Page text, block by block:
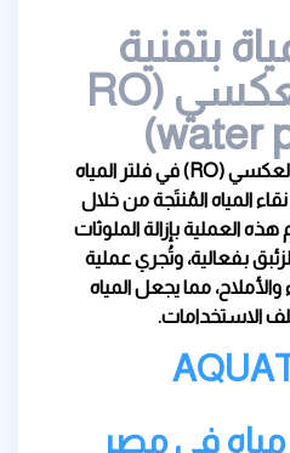
بتقنية
التناضح العكسي (RO
water
من خلال تقنية التناضح العكسي (RO) في فلتر المياه
المياه المُنتَجة من خلال
العملية بإزالة الملوثات
بفعالية، وتُجري عملية
مما يجعل المياه
الاستخدامات.
في مصر